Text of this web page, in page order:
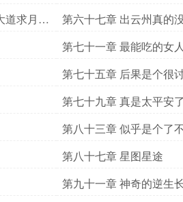
道求月票
第六十七章 出云州真的
第七十一章 最能吃的女人
第七十五章 后果是个很
第七十九章 真是太平安了
第八十三章 似乎是个了
第八十七章 星图星途
第九十一章 神奇的逆生